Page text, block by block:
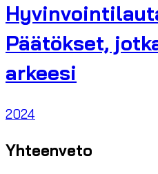
Päätökset,
arkeesi
2024
Yhteenveto